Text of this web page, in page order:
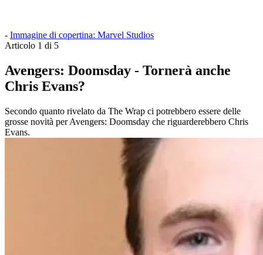
- Immagine di copertina: Marvel Studios
Articolo 1 di 5
Avengers: Doomsday - Tornerà anche
Chris Evans?
Secondo quanto rivelato da The Wrap ci potrebbero essere delle
grosse novità per Avengers: Doomsday che riguarderebbero Chris
Evans.